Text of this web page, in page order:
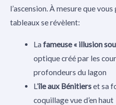
l’ascension. À mesure que
tableaux se révèlent:
La fameuse « illusion
optique créé par les
profondeurs du lagon
L’île aux Bénitierset sa
coquillage vue d’en haut